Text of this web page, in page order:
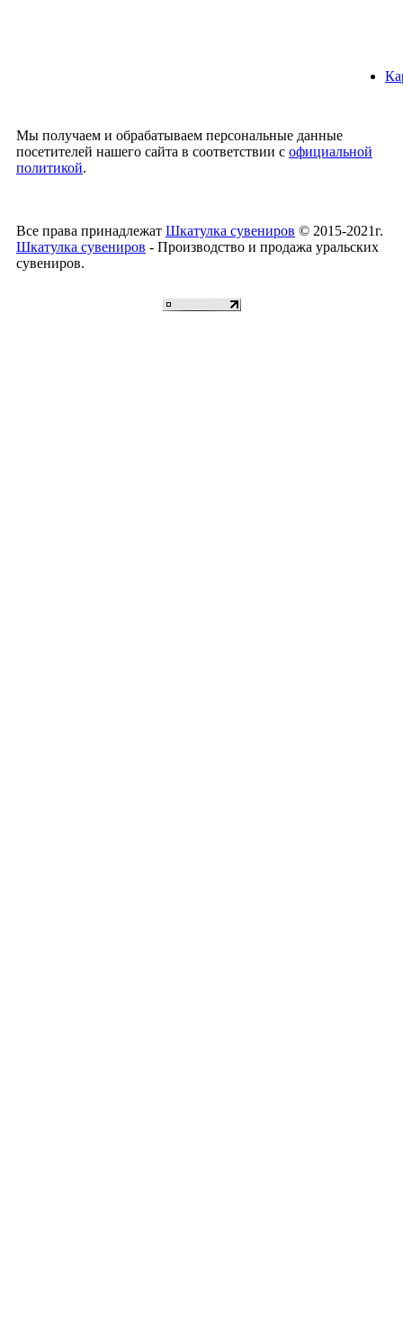
Мы получаем и обрабатываем персональные данные
посетителей нашего сайта в соответствии с официальной
политикой.
Все права принадлежат Шкатулка сувениров © 2015-2021г.
Шкатулка сувениров - Производство и продажа уральских
сувениров.